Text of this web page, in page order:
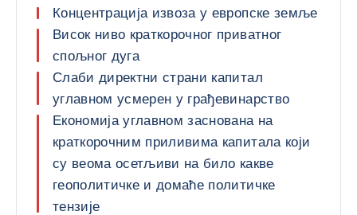
Концентрација извоза у европске земље
Висок ниво краткорочног приватног
спољног дуга
Слаби директни страни капитал
углавном усмерен у грађевинарство
Економија углавном заснована на
краткорочним приливима капитала који
су веома осетљиви на било какве
геополитичке и домаће политичке
тензије